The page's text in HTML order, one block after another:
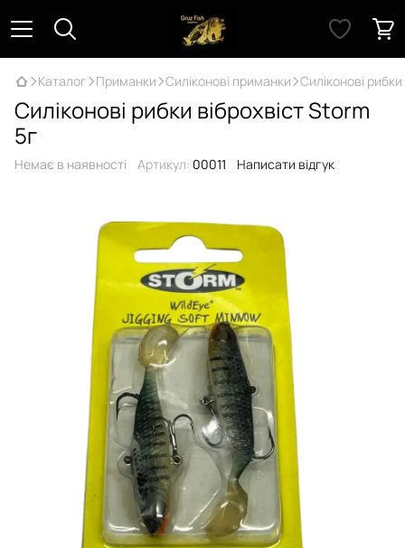
Каталог Приманки Силіконові приманки Силіконові
Силіконові рибки віброхвіст Storm
5г
Немає в наявності Артикул: 00011 Написати відгук